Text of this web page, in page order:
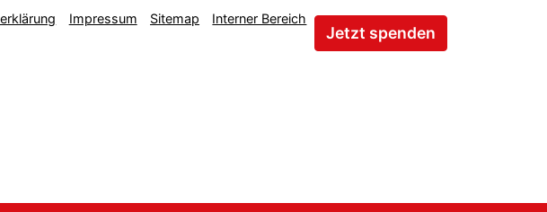
Impressum Sitemap Interner Bereich
Jetzt spenden